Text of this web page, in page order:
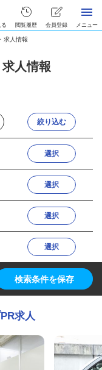
る 閲覧履歴 会員登録 メニュー
求人情報
人情報
絞り込む
選択
選択
選択
選択
検索条件を保存
求人